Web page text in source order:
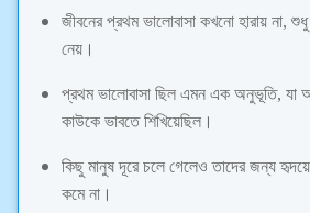
জীবনের প্রথম ভালোবাসা কখনো হারায় না,
নেয়।
প্রথম ভালোবাসা ছিল এমন এক অনুভূতি, যা
কাউকে ভাবতে শিখিয়েছিল।
কিছু মানুষ দূরে চলে গেলেও তাদের জন্য
কমে না।